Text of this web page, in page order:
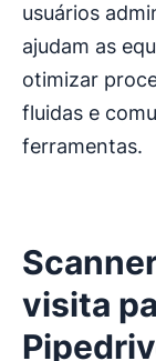
usuários
ajudam as
otimizar
fluidas e
ferramentas.
visita